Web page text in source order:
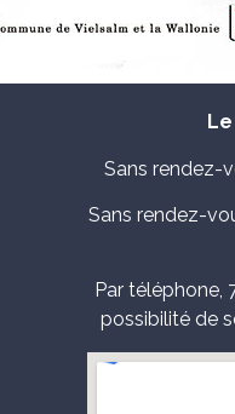
Sans rendez-
Sans rendez-
Par téléphone,
possibilité de